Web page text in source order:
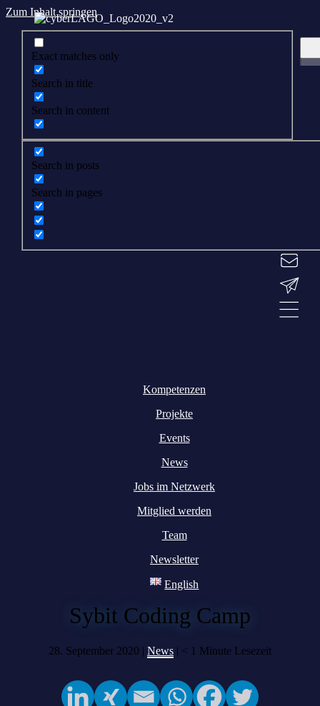
Zum Inhalt springen
Exact matches only
Search in title
Search in content
Search in posts
Search in pages
Kompetenzen
Projekte
Events
News
Jobs im Netzwerk
Mitglied werden
Team
Newsletter
English
Sybit Coding Camp
28. September 2020 | News | < 1 Minute Lesezeit